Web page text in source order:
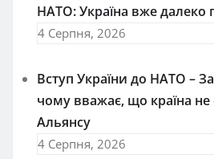
НАТО: Україна вже далеко
4 Серпня, 2026
Вступ України до НАТО –
чому вважає, що країна
Альянсу
4 Серпня, 2026